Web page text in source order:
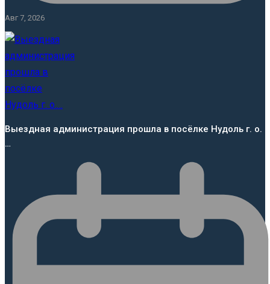
Авг 7, 2026
Выездная администрация прошла в посёлке Нудоль г. о.
…